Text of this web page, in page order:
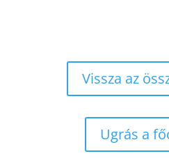
Vissza az
Ugrás a